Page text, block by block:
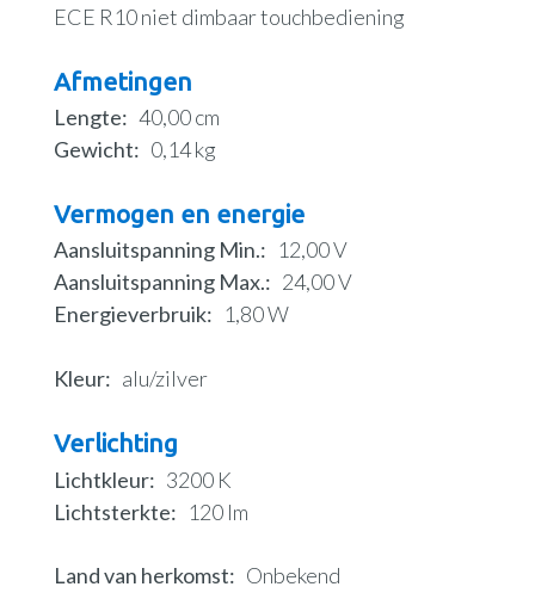
ECE R10 niet dimbaar touchbediening
Afmetingen
Lengte
40,00 cm
Gewicht
0,14 kg
Vermogen en energie
Aansluitspanning Min.
12,00 V
Aansluitspanning Max.
24,00 V
Energieverbruik
1,80 W
Kleur alu/zilver
Verlichting
Lichtkleur
3200 K
Lichtsterkte
120 lm
Land van herkomst
Onbekend